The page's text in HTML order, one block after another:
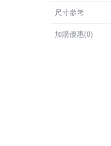
尺寸參考
加購優惠(0)